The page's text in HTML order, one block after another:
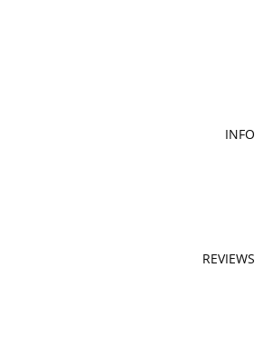
INFO
REVIEWS